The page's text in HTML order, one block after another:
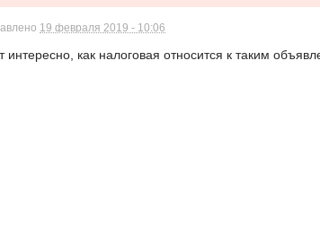
19 февраля 2019 - 10:06
интересно, как налоговая относится к таким